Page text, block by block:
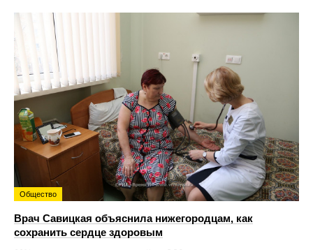
Общество
Врач Савицкая объяснила нижегородцам, как
сохранить сердце здоровым